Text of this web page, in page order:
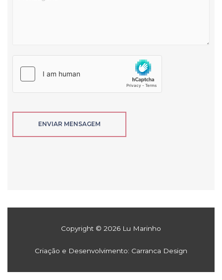
ENVIAR MENSAGEM
Copyright © 2026 Lu Marinho
Criação e Desenvolvimento: Carranca Design